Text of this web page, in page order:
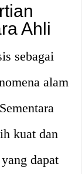
Ahli
sebagai
alam
kuat dan
dapat